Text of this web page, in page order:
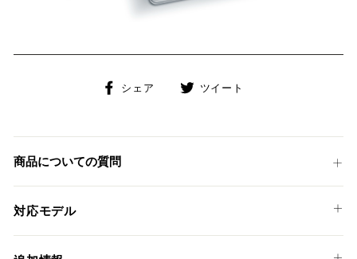
シェア
Facebook
ェ
る
ツイート
稿
商品についての質問
対応モデル
TRIUMPH